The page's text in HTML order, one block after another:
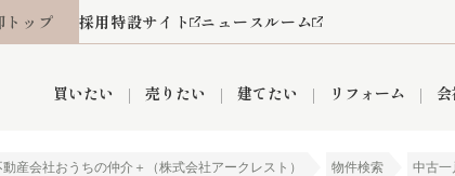
トップ 採用特設サイト ニュースルーム
買いたい 売りたい 建てたい リフォーム
産会社おうちの仲介＋（株式会社アークレスト） 物件検索 中古一